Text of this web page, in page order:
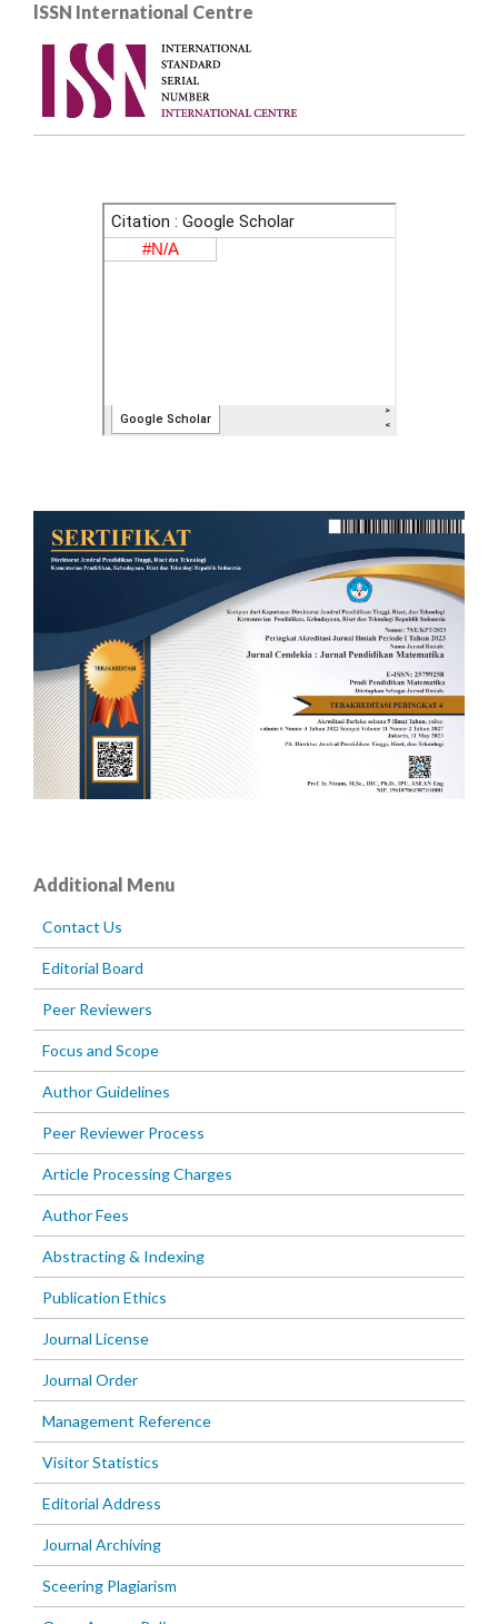
lSSN International Centre
Additional Menu
Contact Us
Editorial Board
Peer Reviewers
Focus and Scope
Author Guidelines
Peer Reviewer Process
Article Processing Charges
Author Fees
Abstracting & Indexing
Publication Ethics
Journal License
Journal Order
Management Reference
Visitor Statistics
Editorial Address
Journal Archiving
Sceering Plagiarism